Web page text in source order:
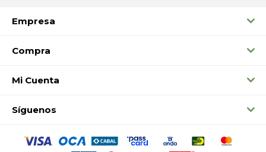
Empresa
Compra
Mi Cuenta
Síguenos